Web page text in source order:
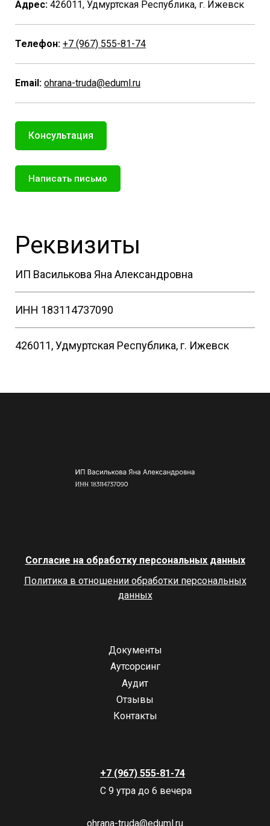
Адрес: 426011, Удмуртская Республика, г. Ижевск
Телефон: +7 (967) 555-81-74
Email: ohrana-truda@eduml.ru
Консультация
Написать письмо
Реквизиты
ИП Василькова Яна Александровна
ИНН 183114737090
426011, Удмуртская Республика, г. Ижевск
Согласие на обработку персональных данных
Политика в отношении обработки персональных
данных
Документы
Аутсорсинг
Аудит
Отзывы
Контакты
+7 (967) 555-81-74
С 9 утра до 6 вечера
ohrana-truda@eduml.ru